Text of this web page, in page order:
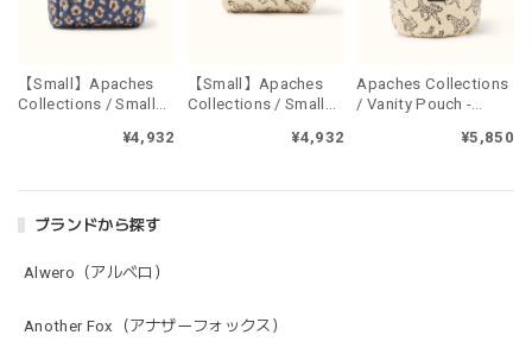
ブランドから探す
Alwero（アルベロ）
Another Fox（アナザーフォックス）
【Small】Apaches
Collections / Small
¥4,932
【Small】Apaches
Collections / Small
¥4,932
Apaches Collections
/ Vanity Pouch -
¥5,850